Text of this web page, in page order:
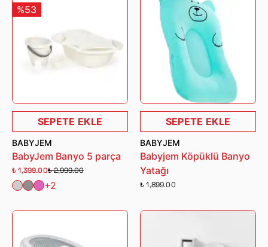
%53
SEPETE EKLE
BABYJEM
BabyJem Banyo 5 parça
₺ 1,399.00₺ 2,999.00
+2
SEPETE EKLE
BABYJEM
Babyjem Köpüklü Banyo
Yatağı
₺ 1,899.00